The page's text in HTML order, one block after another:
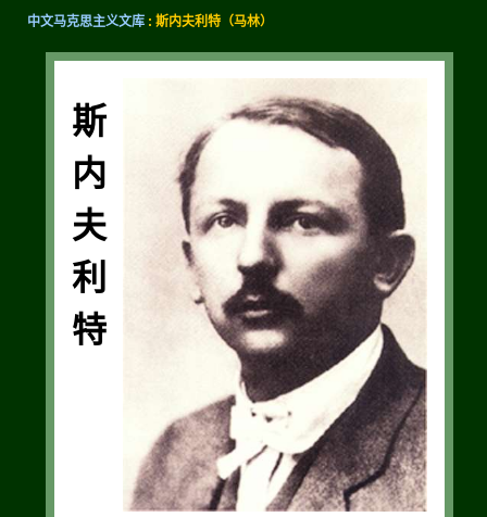
中文马克思主义文库 : 斯内夫利特（马林）
斯
内
夫
利
特